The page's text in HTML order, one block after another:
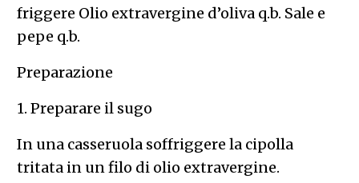
friggere Olio extravergine d’oliva q.b. Sale e
pepe q.b.
Preparazione
1. Preparare il sugo
In una casseruola soffriggere la cipolla
tritata in un filo di olio extravergine.